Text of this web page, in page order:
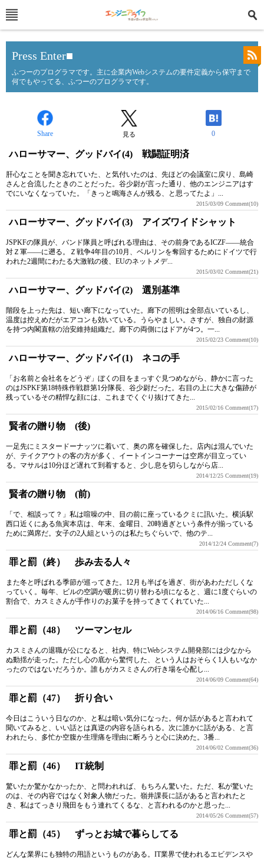
Press Enter■
ふつーのプログラマです。主に企業内Webシステムの要件定義から保守まで
何でもやってる、ふつーのプログラマです。
Share 見る 0
ハローサマー、グッドバイ(4) 戦闘証明済
肝心なことを聞き忘れていた、と気付いたのは、先ほどの会議室に戻り、島崎
さんと合流したときのことだった。谷少尉が言った通り、他のエンジニアはす
でにいなくなっていた。「きっと鳴海さんが残る、と思ってたよ」...
2015/03/09 Comment(10)
ハローサマー、グッドバイ(3) アイズワイドシャット
JSPKFの隊員が、バンド隊員と呼ばれる理由は、その前身であるICZF――統合
対Ｚ軍――に遡る。Ｚ戦争4年目の10月、ベルリンを奪回するためにドイツで行
われた2週間にわたる大激戦の後、EUのネットメデ...
2015/03/02 Comment(21)
ハローサマー、グッドバイ(2) 選別基準
階段を上った先は、短い廊下になっていた。廊下の照明は全部点いているし、
温度は控えめだがエアコンも効いている。うらやましい。さすが、独自の財源
を持つ内閣直轄の治安維持組織だ。廊下の両側にはドアが4つ。一...
2015/02/23 Comment(10)
ハローサマー、グッドバイ(1) ネコの手
「お名前と会社名をどうぞ」ぼくの目をまっすぐ見つめながら、静かに言った
のはJSPKF第18特殊作戦群第1分隊長、谷少尉だった。右目の上に大きな傷跡が
残っているその精悍な顔には、これまでくぐり抜けてきた...
2015/02/16 Comment(17)
賢者の贈り物 (後)
一足先にミスタードーナッツに着いて、奥の席を確保した。店内は混んでいた
が、テイクアウトの客の方が多く、イートインコーナーは空席が目立ってい
る。マサルは10分ほど遅れて到着すると、少し息を切らしながら店...
2014/12/25 Comment(19)
賢者の贈り物 (前)
「で、相談って？」私は喧噪の中、目の前に座っているクミに訊いた。横浜駅
西口近くにある魚寅本店は、年末、金曜日、20時過ぎという条件が揃っている
ために満席だ。女子の2人組というのは私たちぐらいで、他のテ...
2014/12/24 Comment(7)
罪と罰（終） 歩み去る人々
また冬と呼ばれる季節が巡ってきた。12月も半ばを過ぎ、街があわただしくな
っていく。毎年、ビルの空調が暖房に切り替わる頃になると、週に1度ぐらいの
割合で、カスミさんが手作りのお菓子を持ってきてくれていた...
2014/06/16 Comment(98)
罪と罰（48） ツーマンセル
カスミさんの退職が公になると、社内、特にWebシステム開発部には少なから
ぬ動揺が走った。ただし心の底から驚愕した、という人はおそらく1人もいなか
ったのではないだろうか。誰もがカスミさんの行き場を心配し...
2014/06/09 Comment(64)
罪と罰（47） 折り合い
今日はこういう日なのか、と私は暗い気分になった。何か話があると言われて
聞いてみると、いい話とは真逆の内容を語られる。次に誰かに話がある、と言
われたら、多忙か空腹か生理痛を理由に断ろうと心に決めた。3番...
2014/06/02 Comment(36)
罪と罰（46） IT統制
驚いたか驚かなかったか、と問われれば、もちろん驚いた。ただ、私が驚いた
のは、その内容ではなく対象人物だった。嶺井課長に話があると言われたと
き、私はてっきり飛田をもう連れてくるな、と言われるのかと思った...
2014/05/26 Comment(57)
罪と罰（45） ずっとお城で暮らしてる
どんな業界にも独特の用語というものがある。IT業界で使われるエビデンスや